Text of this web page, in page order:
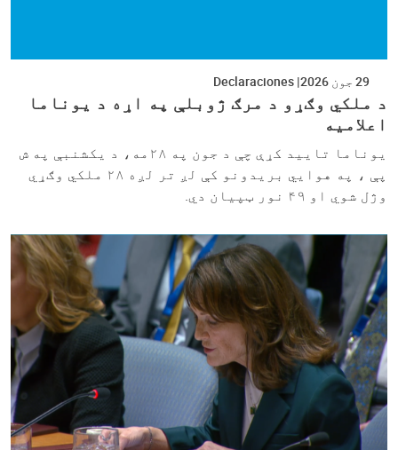
29 جون 2026
د ملکي وګړو د مرګ ژوبلې په اړه د یوناما
اعلامیه
یوناما تایید کړې چې د جون په ۲۸مه، د یکشنبې په ش
پې ، په هوايي بریدونو کې لږ تر لږه ۲۸ ملکي وګړي
وژل شوي او ۴۹ نور ټپیان دي.